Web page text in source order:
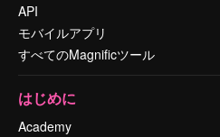
API
モバイルアプリ
すべてのMagnificツール
はじめに
Academy